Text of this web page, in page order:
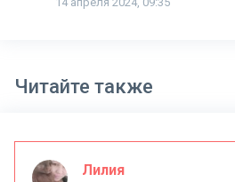
Читайте также
Лилия